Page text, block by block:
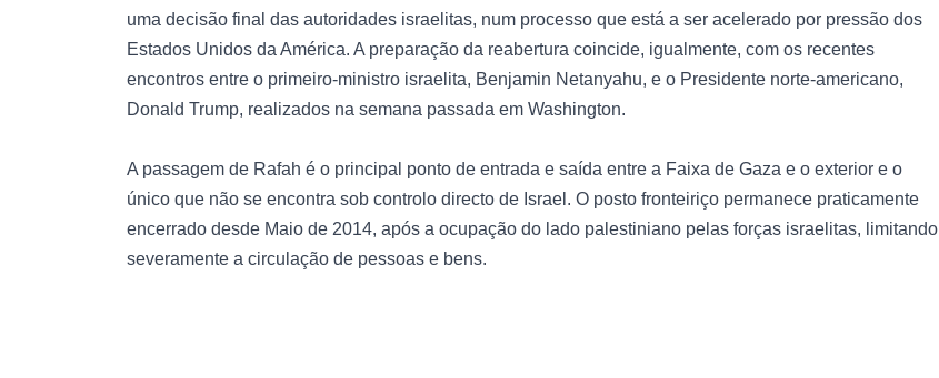
uma decisão final das autoridades israelitas, num processo que está a ser acelerado por pressão dos
Estados Unidos da América. A preparação da reabertura coincide, igualmente, com os recentes
encontros entre o primeiro-ministro israelita, Benjamin Netanyahu, e o Presidente norte-americano,
Donald Trump, realizados na semana passada em Washington.
A passagem de Rafah é o principal ponto de entrada e saída entre a Faixa de Gaza e o exterior e o
único que não se encontra sob controlo directo de Israel. O posto fronteiriço permanece praticamente
encerrado desde Maio de 2014, após a ocupação do lado palestiniano pelas forças israelitas, limitando
severamente a circulação de pessoas e bens.